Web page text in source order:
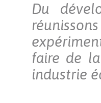
Du
faire de
industrie